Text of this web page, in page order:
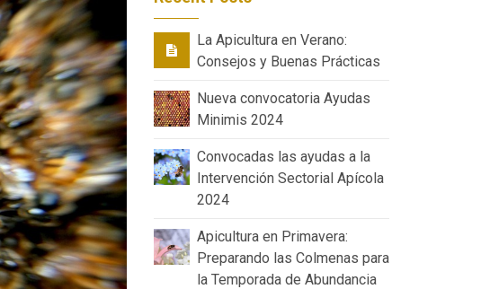
La Apicultura en Verano:
Consejos y Buenas Prácticas
Nueva convocatoria Ayudas
Minimis 2024
Convocadas las ayudas a la
Intervención Sectorial Apícola
2024
Apicultura en Primavera:
Preparando las Colmenas para
la Temporada de Abundancia